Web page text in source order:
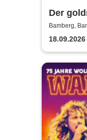
Der
Bamberg,